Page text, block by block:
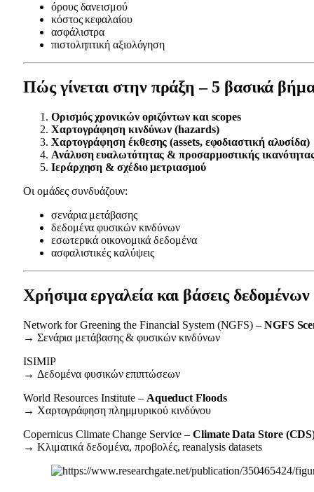
όρους δανεισμού
κόστος κεφαλαίου
ασφάλιστρα
πιστοληπτική αξιολόγηση
Πώς γίνεται στην πράξη – 5 βασικά
Ορισμός χρονικών οριζόντων και scopes
Χαρτογράφηση κινδύνων (hazards)
Χαρτογράφηση έκθεσης (assets, εφοδιαστική αλυσίδα)
Ανάλυση ευαλωτότητας & προσαρμοστικής
Ιεράρχηση & σχέδιο μετριασμού
Οι ομάδες συνδυάζουν:
σενάρια μετάβασης
δεδομένα φυσικών κινδύνων
εσωτερικά οικονομικά δεδομένα
ασφαλιστικές καλύψεις
Χρήσιμα εργαλεία και βάσεις δεδομένων
Network for Greening the Financial System (NGFS) – NGFS
→ Σενάρια μετάβασης & φυσικών κινδύνων
ISIMIP
→ Δεδομένα φυσικών επιπτώσεων
World Resources Institute – Aqueduct Floods
→ Χαρτογράφηση πλημμυρικού κινδύνου
Copernicus Climate Change Service –Climate Data Store
→ Κλιματικά δεδομένα, προβολές, reanalysis datasets